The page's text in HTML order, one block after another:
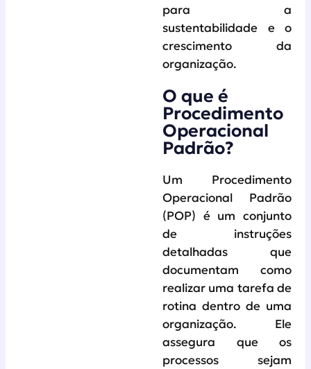
para a
sustentabilidade e o
crescimento da
organização.
O que é
Procedimento
Operacional
Padrão?
Um Procedimento
Operacional Padrão
(POP) é um conjunto
de instruções
detalhadas que
documentam como
realizar uma tarefa de
rotina dentro de uma
organização. Ele
assegura que os
processos sejam